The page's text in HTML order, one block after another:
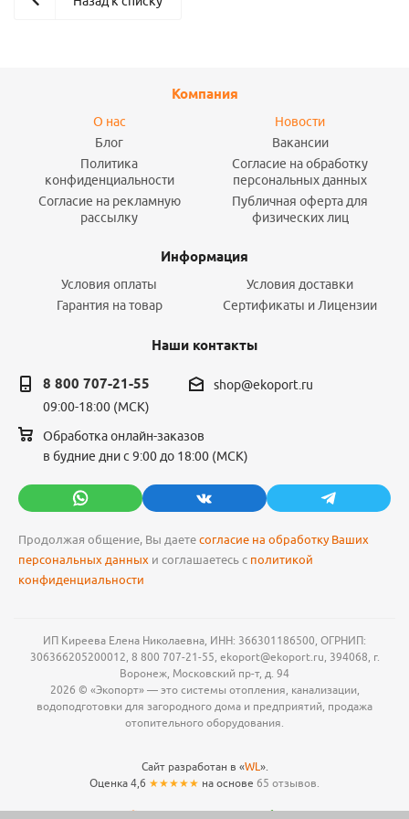
Компания
О нас
Новости
Блог
Вакансии
Политика
конфиденциальности
Согласие на обработку
персональных данных
Согласие на рекламную
рассылку
Публичная оферта для
физических лиц
Информация
Условия оплаты
Условия доставки
Гарантия на товар
Сертификаты и Лицензии
Наши контакты
8 800 707-21-55
09:00-18:00 (МСК)
shop@ekoport.ru
Обработка онлайн-заказов
в будние дни с 9:00 до 18:00 (МСК)
Продолжая общение, Вы даете согласие на обработку Ваших
персональных данных и соглашаетесь с политикой
конфиденциальности
ИП Киреева Елена Николаевна, ИНН: 366301186500, ОГРНИП:
306366205200012, 8 800 707-21-55, ekoport@ekoport.ru, 394068, г.
Воронеж, Московский пр-т, д. 94
2026 © «Экопорт» — это системы отопления, канализации,
водоподготовки для загородного дома и предприятий, продажа
отопительного оборудования.
Сайт разработан в «WL».
Оценка 4,6 ★★★★★ на основе 65 отзывов.